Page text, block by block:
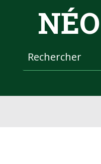
NÉO